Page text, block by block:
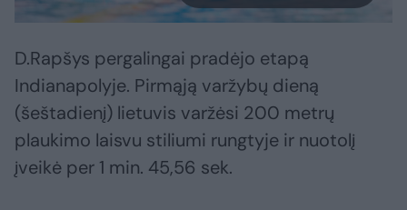
D.Rapšys pergalingai pradėjo etapą
Indianapolyje. Pirmąją varžybų dieną
(šeštadienį) lietuvis varžėsi 200 metrų
plaukimo laisvu stiliumi rungtyje ir nuotolį
įveikė per 1 min. 45,56 sek.